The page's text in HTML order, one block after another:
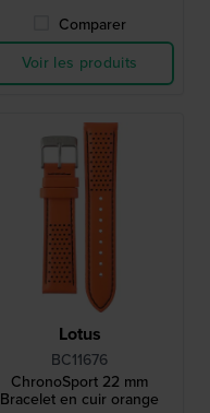
Comparer
Voir les produits
Lotus
BC11676
ChronoSport 22 mm
Bracelet en cuir orange